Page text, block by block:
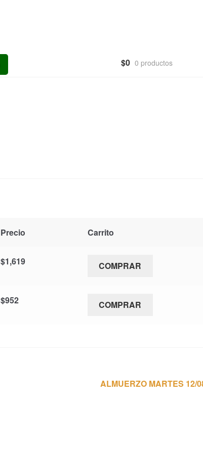
$0 0 productos
Precio Carrito
$1,619 COMPRAR
$952 COMPRAR
Siguiente:
ALMUERZO MARTES 12/